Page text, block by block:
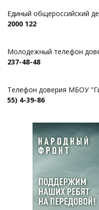
Единый общероссийский
2000 122
Молодежный телефон
237-48-48
Телефон доверия МБОУ
55) 4-39-86